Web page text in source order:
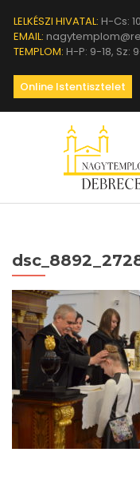
LELKÉSZI HIVATAL: H-Cs:
EMAIL:
TEMPLOM: H-P: 9-18, Sz:
Online Istentisztelet